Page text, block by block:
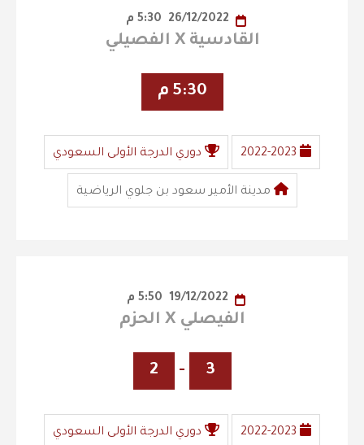
القادسية X الفصيلي
5:30 م
2022-2023 دوري الدرجة الأولى السعودي
مدينة الأمير سعود بن جلوي الرياضية
الفيصلي X الحزم
3
-
2
2022-2023 دوري الدرجة الأولى السعودي